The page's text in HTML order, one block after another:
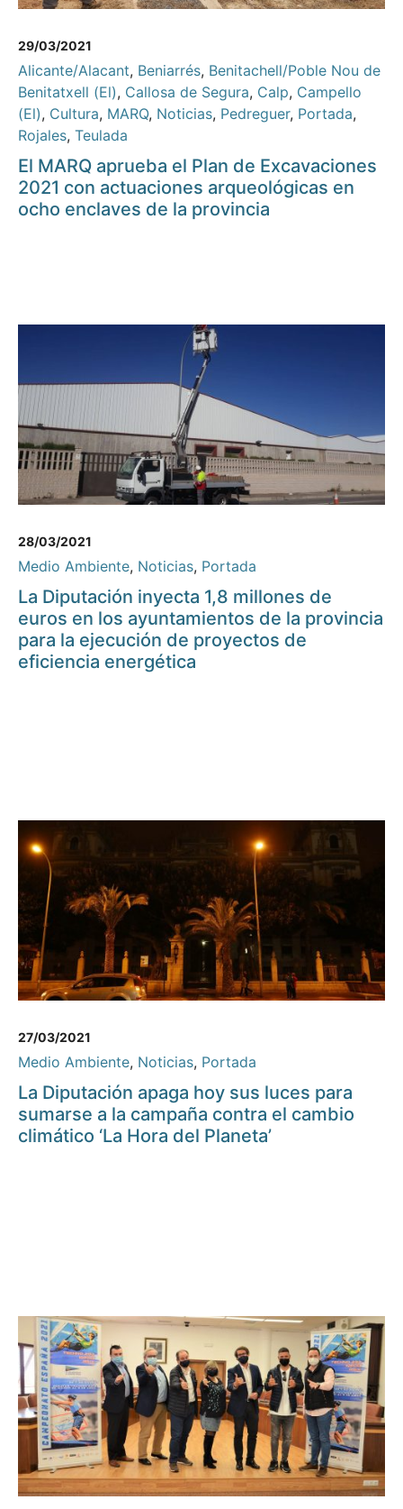
29/03/2021
Alicante/Alacant, Beniarrés, Benitachell/Poble Nou de
Benitatxell (El), Callosa de Segura, Calp, Campello
(El), Cultura, MARQ, Noticias, Pedreguer, Portada,
Rojales, Teulada
El MARQ aprueba el Plan de Excavaciones
2021 con actuaciones arqueológicas en
ocho enclaves de la provincia
28/03/2021
Medio Ambiente, Noticias, Portada
La Diputación inyecta 1,8 millones de
euros en los ayuntamientos de la provincia
para la ejecución de proyectos de
eficiencia energética
27/03/2021
Medio Ambiente, Noticias, Portada
La Diputación apaga hoy sus luces para
sumarse a la campaña contra el cambio
climático ‘La Hora del Planeta’